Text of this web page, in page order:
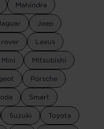
Mahindra
Jeep
Lexus
Mini Mitsubishi
Porsche
Smart
Suzuki Toyota